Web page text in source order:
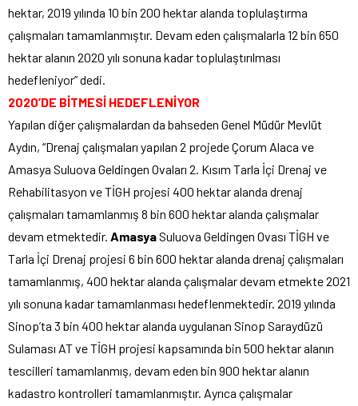
hektar, 2019 yılında 10 bin 200 hektar alanda toplulaştırma
çalışmaları tamamlanmıştır. Devam eden çalışmalarla 12 bin 650
hektar alanın 2020 yılı sonuna kadar toplulaştırılması
hedefleniyor” dedi.
2020’DE BİTMESİ HEDEFLENİYOR
Yapılan diğer çalışmalardan da bahseden Genel Müdür Mevlüt
Aydın, “Drenaj çalışmaları yapılan 2 projede Çorum Alaca ve
Amasya Suluova Geldingen Ovaları 2. Kısım Tarla İçi Drenaj ve
Rehabilitasyon ve TİGH projesi 400 hektar alanda drenaj
çalışmaları tamamlanmış 8 bin 600 hektar alanda çalışmalar
devam etmektedir. AmasyaSuluova Geldingen Ovası TİGH ve
Tarla İçi Drenaj projesi 6 bin 600 hektar alanda drenaj çalışmaları
tamamlanmış, 400 hektar alanda çalışmalar devam etmekte 2021
yılı sonuna kadar tamamlanması hedeflenmektedir. 2019 yılında
Sinop’ta 3 bin 400 hektar alanda uygulanan Sinop Saraydüzü
Sulaması AT ve TİGH projesi kapsamında bin 500 hektar alanın
tescilleri tamamlanmış, devam eden bin 900 hektar alanın
kadastro kontrolleri tamamlanmıştır. Ayrıca çalışmalar